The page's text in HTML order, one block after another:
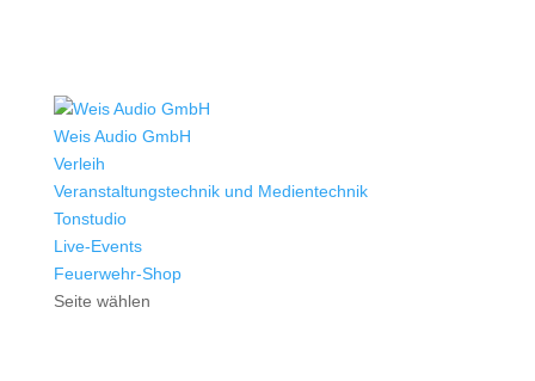
Weis Audio GmbH
Verleih
Veranstaltungstechnik und Medientechnik
Tonstudio
Live-Events
Feuerwehr-Shop
Seite wählen